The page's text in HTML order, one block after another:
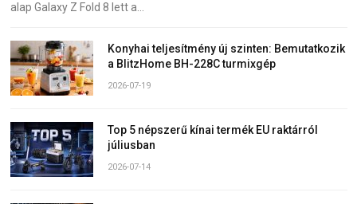
alap Galaxy Z Fold 8 lett a…
Konyhai teljesítmény új szinten: Bemutatkozik
a BlitzHome BH-228C turmixgép
2026-07-19
Top 5 népszerű kínai termék EU raktárról
júliusban
2026-07-14